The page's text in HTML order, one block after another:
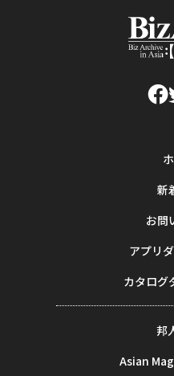
新
お問
アプリ
カタログ
邦
Asian